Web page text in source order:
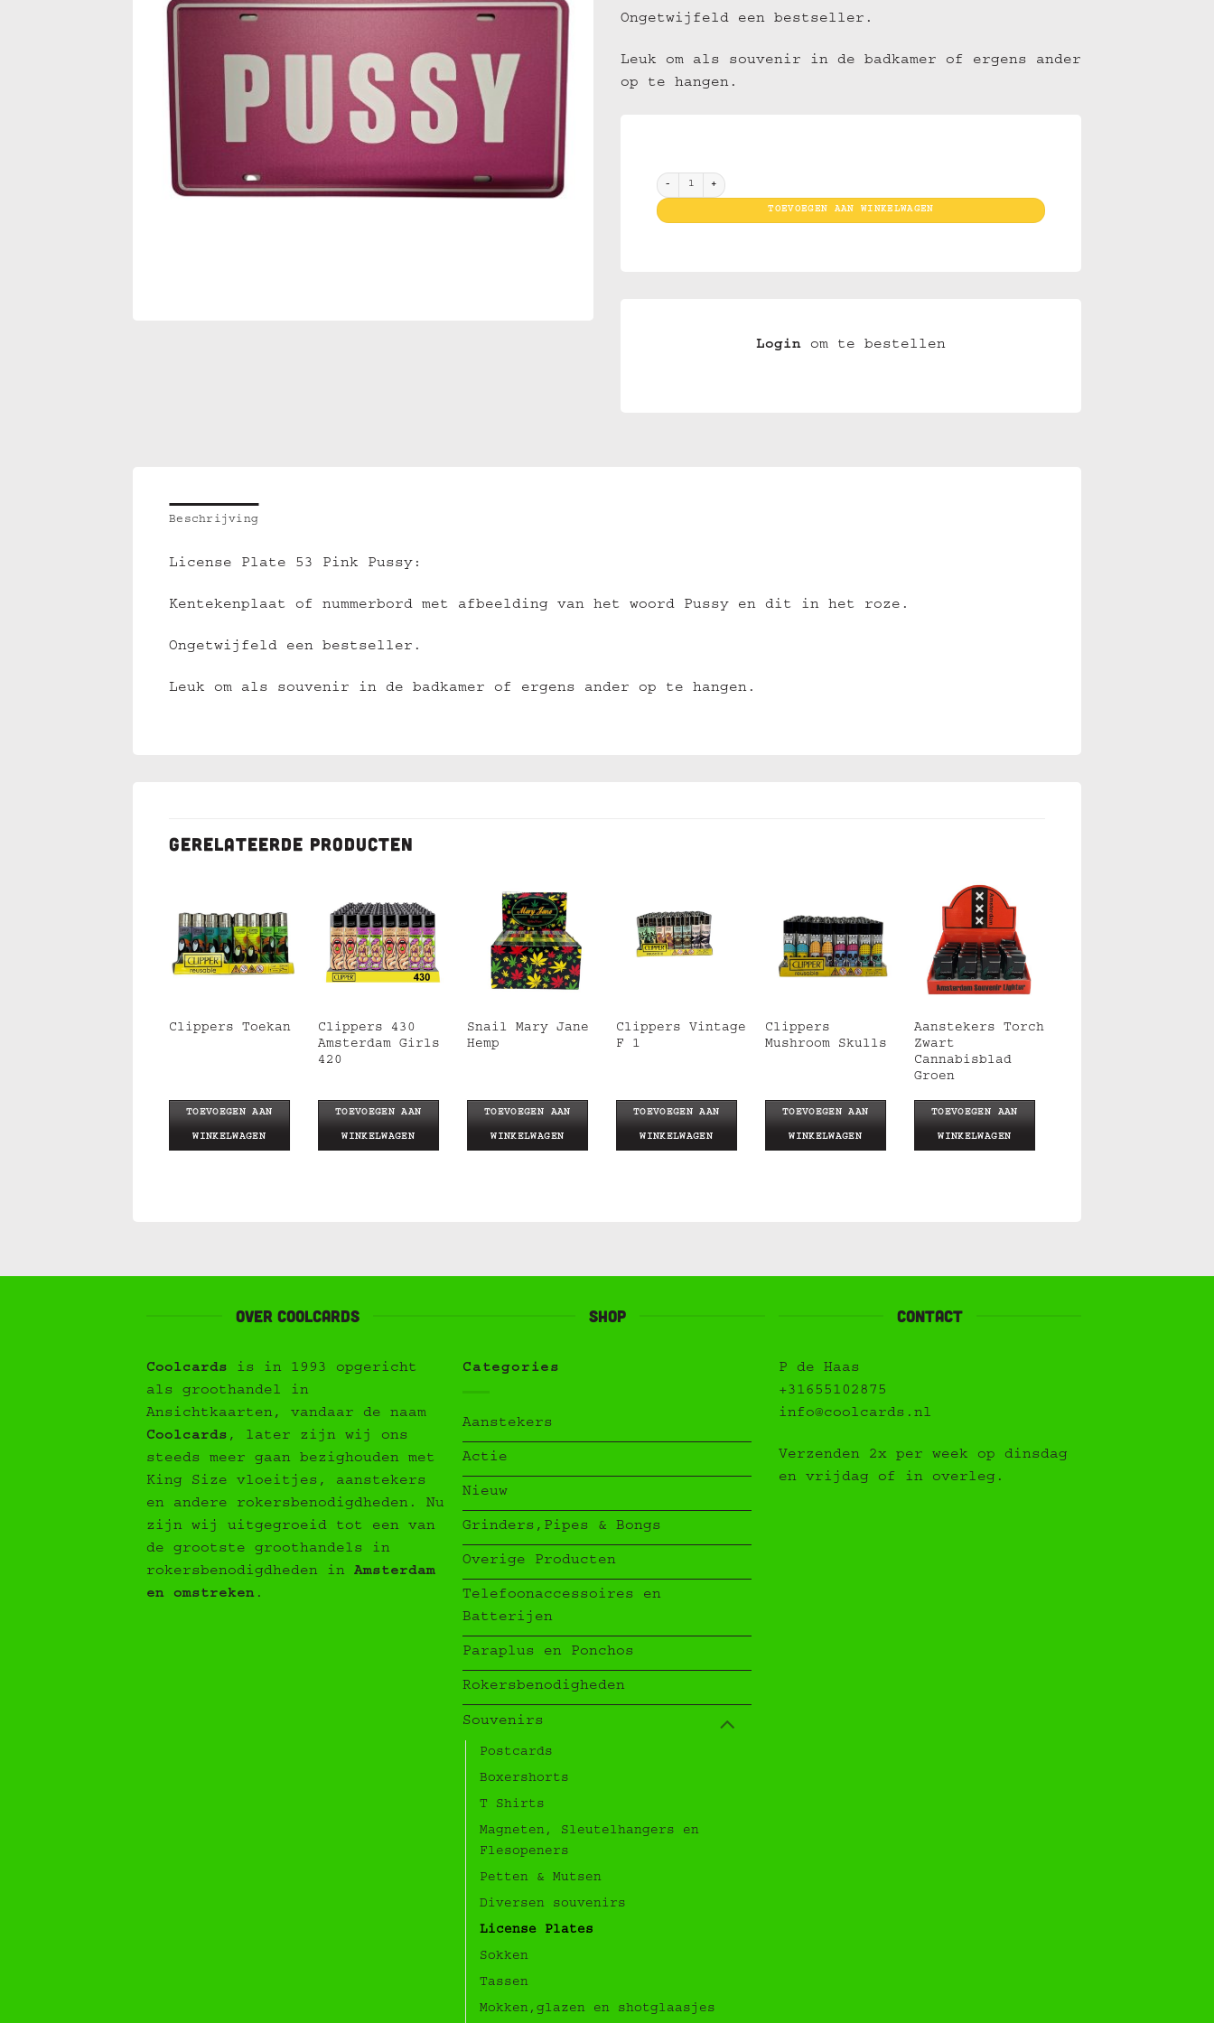
Ongetwijfeld een bestseller.
Leuk om als souvenir in de badkamer of ergens ander
op te hangen.
License Plate 53 Pink Pussy aantal
TOEVOEGEN AAN WINKELWAGEN
Login om te bestellen
Beschrijving
License Plate 53 Pink Pussy:
Kentekenplaat of nummerbord met afbeelding van het woord Pussy en dit in het roze.
Ongetwijfeld een bestseller.
Leuk om als souvenir in de badkamer of ergens ander op te hangen.
GERELATEERDE PRODUCTEN
Clippers Toekan
TOEVOEGEN AAN
WINKELWAGEN
Clippers 430
Amsterdam Girls
420
TOEVOEGEN AAN
WINKELWAGEN
Snail Mary Jane
Hemp
TOEVOEGEN AAN
WINKELWAGEN
Clippers Vintage
F 1
TOEVOEGEN AAN
WINKELWAGEN
Clippers
Mushroom Skulls
TOEVOEGEN AAN
WINKELWAGEN
Aanstekers Torch
Zwart
Cannabisblad
Groen
TOEVOEGEN AAN
WINKELWAGEN
Over Coolcards
Coolcards is in 1993 opgericht
als groothandel in
Ansichtkaarten, vandaar de naam
Coolcards , later zijn wij ons
steeds meer gaan bezighouden met
King Size vloeitjes, aanstekers
en andere rokersbenodigdheden. Nu
zijn wij uitgegroeid tot een van
de grootste groothandels in
rokersbenodigdheden in Amsterdam
en omstreken .
Shop
Categories
Aanstekers
Actie
Nieuw
Grinders,Pipes & Bongs
Overige Producten
Telefoonaccessoires en
Batterijen
Paraplus en Ponchos
Rokersbenodigheden
Souvenirs
Postcards
Boxershorts
T Shirts
Magneten, Sleutelhangers en
Flesopeners
Petten & Mutsen
Diversen souvenirs
License Plates
Sokken
Tassen
Mokken,glazen en shotglaasjes
contact
P de Haas
+31655102875
info@coolcards.nl
Verzenden 2x per week op dinsdag
en vrijdag of in overleg.